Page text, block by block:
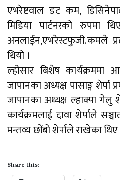
एभरेष्टवाल डट कम,
मिडिया पार्टनरको रुपमा
अनलाईन,एभरेस्टफुजी.कमले
थियो ।
ल्होसार बिशेष कार्यक्रममा
जापानका अध्यक्ष पासाङ्ग शेर्पा
जापानका अध्यक्ष ल्हाक्पा गेलु
कार्यक्रमलाई दावा शेर्पाले
मन्तव्य छोंबो शेर्पाले राखेका थिए
Share this: